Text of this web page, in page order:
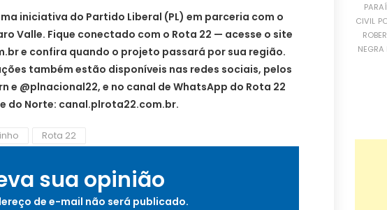
iniciativa do Partido Liberal (PL) em parceria com o
Valle. Fique conectado com o Rota 22 — acesse o site
e confira quando o projeto passará por sua região.
também estão disponíveis nas redes sociais, pelos
e @plnacional22, e no canal de WhatsApp do Rota 22
do Norte: canal.plrota22.com.br.
Rota 22
sua opinião
de e-mail não será publicado.
CIVIL
NEGRA